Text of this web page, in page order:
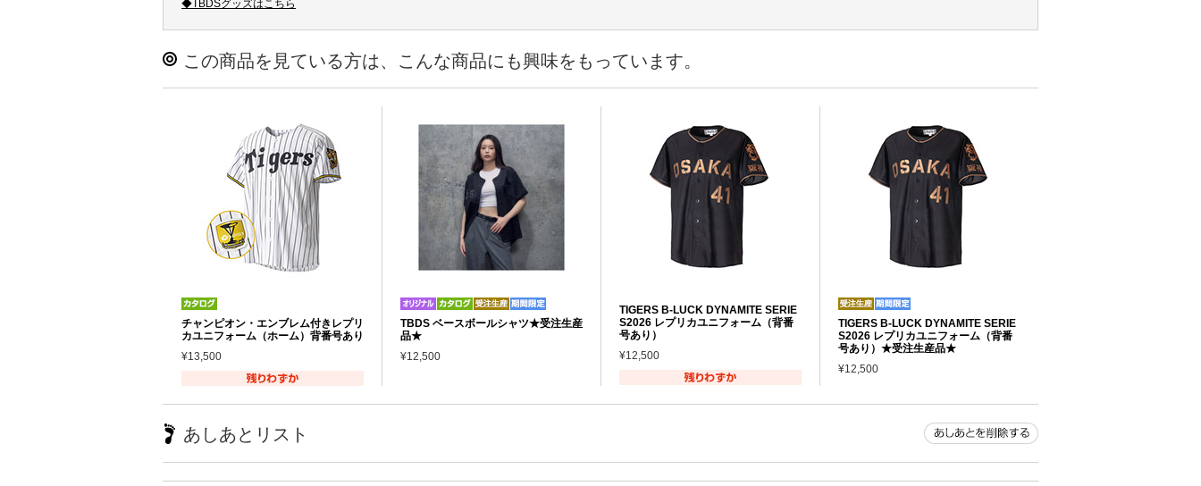
◆TBDSグッズはこちら
この商品を見ている方は、こんな商品にも興味をもっています。
チャンピオン・エンブレム付きレプリ
カユニフォーム（ホーム）背番号あり
¥13,500
TBDS ベースボールシャツ★受注生産
品★
¥12,500
TIGERS B-LUCK DYNAMITE SERIE
S2026 レプリカユニフォーム（背番
号あり）
¥12,500
TIGERS B-LUCK DYNAMITE SERIE
S2026 レプリカユニフォーム（背番
号あり）★受注生産品★
¥12,500
あしあとリスト